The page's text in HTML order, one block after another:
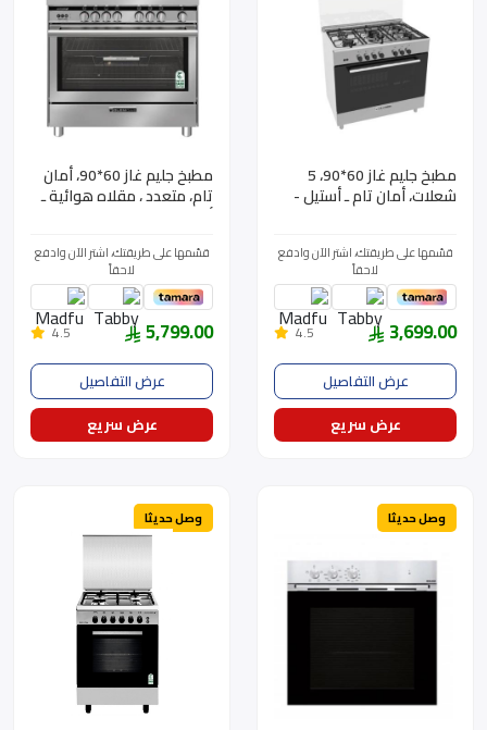
مطبخ جليم غاز 60*90، 5
شعلات، أمان تام ـ أستيل -
قسّمها على طريقتك، اشتر الآن وادفع
لاحقاً
3,699.00
4.5
عرض التفاصيل
عرض سريع
مطبخ جليم غاز 60*90، أمان
تام، متعدد ، مقلاه هوائية ـ
أستيل م/ST967GIFSMFAF
قسّمها على طريقتك، اشتر الآن وادفع
لاحقاً
5,799.00
4.5
عرض التفاصيل
عرض سريع
وصل حديثا وصل حديثا